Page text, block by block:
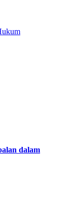
dalam